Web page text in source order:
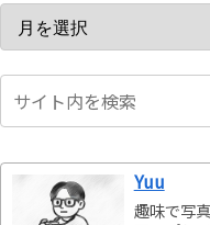
Yuu
趣味で写